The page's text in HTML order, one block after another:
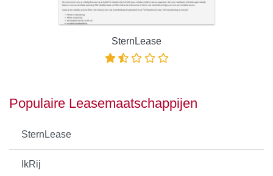
SternLease
Populaire Leasemaatschappijen
SternLease
IkRij